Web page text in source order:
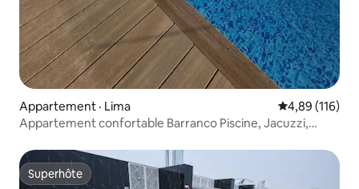
Appartement · Lima Note
4,89 (116)
Appartement confortable Barranco Piscine, Jacuzzi,
Superhôte
Superhôte